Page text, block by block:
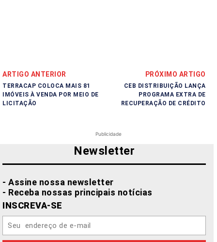
ARTIGO ANTERIOR
TERRACAP COLOCA MAIS 81
IMÓVEIS À VENDA POR MEIO DE
LICITAÇÃO
PRÓXIMO ARTIGO
CEB DISTRIBUIÇÃO LANÇA
PROGRAMA EXTRA DE
RECUPERAÇÃO DE CRÉDITO
Publicidade
Newsletter
- Assine nossa newsletter
- Receba nossas principais notícias
INSCREVA-SE